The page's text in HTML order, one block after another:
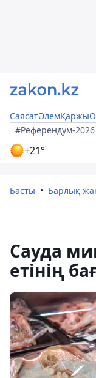
СаясатӘлемҚаржы
#Референдум-2026
+21°
Басты Барлық
Сауда
етінің